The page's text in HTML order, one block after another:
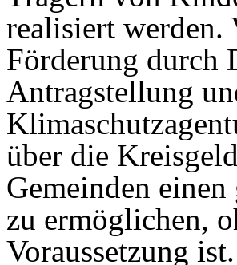
realisiert werden.
Förderung durch
Antragstellung
über die
Gemeinden
zu ermöglichen,
Voraussetzung ist.